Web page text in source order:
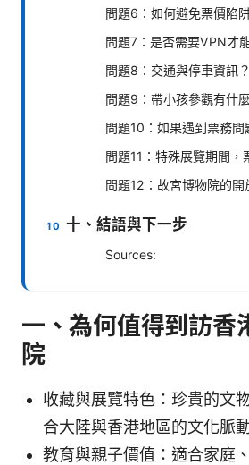
問題6：如何避免票價陷
問題7：是否需要VPN才
問題8：交通與停車資訊？
問題9：帶小孩參觀有什
問題10：如果遇到票務問
問題11：特殊展覽期間，
問題12：故宮博物院的開
十、結語與下一步
Sources:
一、為何值得到訪香
院
收藏與展覽特色：珍貴的文
合大陸與香港地區的文化脈
教育與親子價值：適合家庭